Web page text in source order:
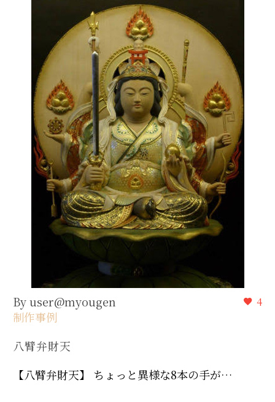
4
By user@myougen
制作事例
八臂弁財天
【八臂弁財天】 ちょっと異様な8本の手が…